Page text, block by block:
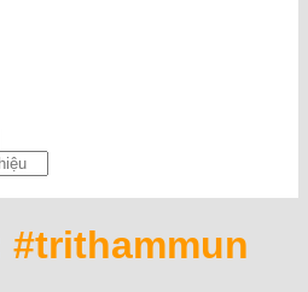
#trithammun